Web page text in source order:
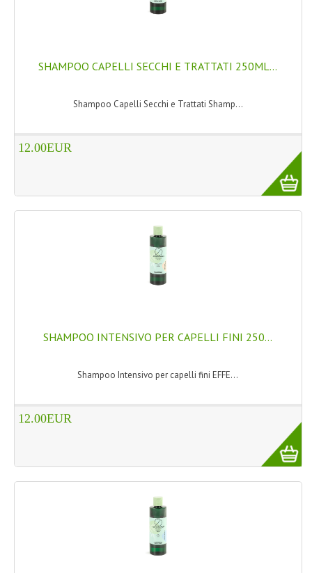
SHAMPOO CAPELLI SECCHI E TRATTATI 250ML...
Shampoo Capelli Secchi e Trattati Shamp...
12.00EUR
SHAMPOO INTENSIVO PER CAPELLI FINI 250...
Shampoo Intensivo per capelli fini EFFE...
12.00EUR